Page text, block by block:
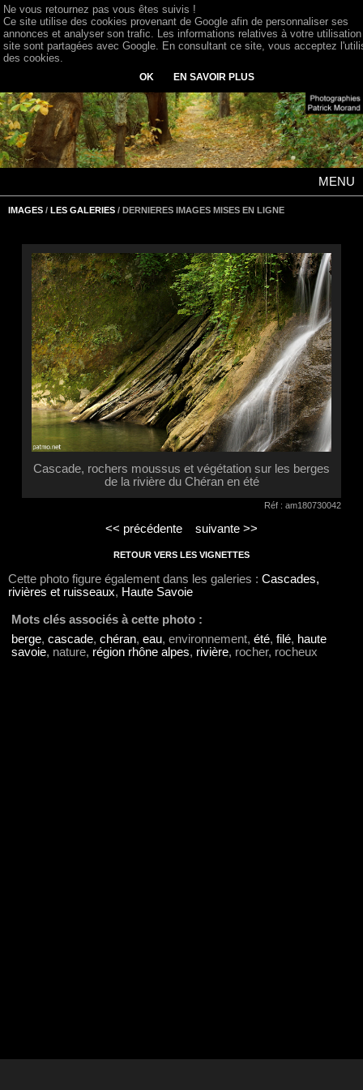
MENU
IMAGES / LES GALERIES / DERNIERES IMAGES MISES EN LIGNE
Cascade, rochers moussus et végétation sur les berges
de la rivière du Chéran en été
Réf : am180730042
<< précédente suivante >>
RETOUR VERS LES VIGNETTES
Cette photo figure également dans les galeries : Cascades,
rivières et ruisseaux, Haute Savoie
Mots clés associés à cette photo :
berge, cascade, chéran, eau, environnement, été, filé, haute
savoie, nature, région rhône alpes, rivière, rocher, rocheux
Ne vous retournez pas vous êtes suivis !
Ce site utilise des cookies provenant de Google afin de personnaliser ses
annonces et analyser son trafic. Les informations relatives à votre
site sont partagées avec Google. En consultant ce site, vous acceptez
des cookies.
OK EN SAVOIR PLUS